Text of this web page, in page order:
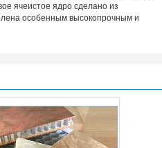
ячеистое ядро сделано из
особенным высокопрочным и